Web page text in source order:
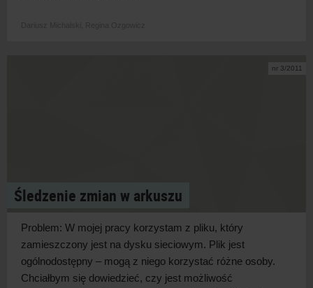
nr 3/2011
Śledzenie zmian w arkuszu
Problem: W mojej pracy korzystam z pliku, który
zamieszczony jest na dysku sieciowym. Plik jest
ogólnodostępny – mogą z niego korzystać różne osoby.
Chciałbym się dowiedzieć, czy jest możliwość